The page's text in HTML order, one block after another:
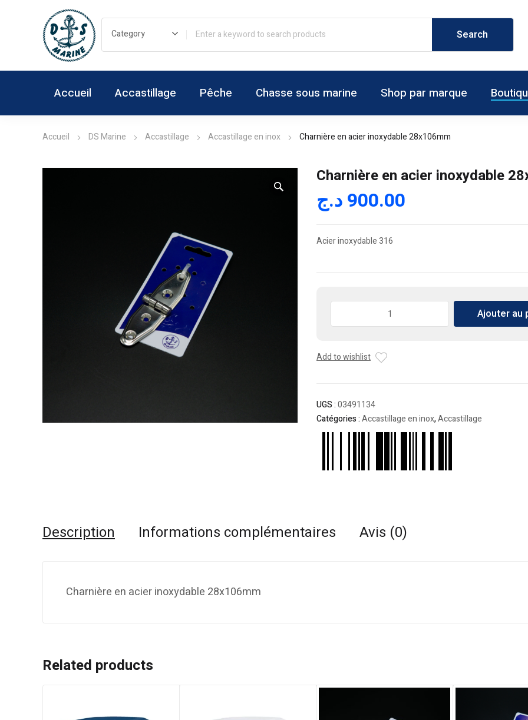
Accueil Accastillage Pêche Chasse sous marine Shop par marque
Accueil DS Marine Accastillage Accastillage en inox Charnière en acier inoxydable 28x106mm
Charnière en acier inoxydable
900.00د.ج
Acier inoxydable 316
acier
Ajouter au
Add to wishlist
UGS :03491134
Catégories :Accastillage en inox,Accastillage
Description Informations complémentaires Avis (0)
Charnière en acier inoxydable 28x106mm
Related products